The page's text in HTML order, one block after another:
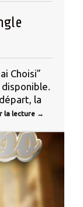
Choisi”
la
la lecture →